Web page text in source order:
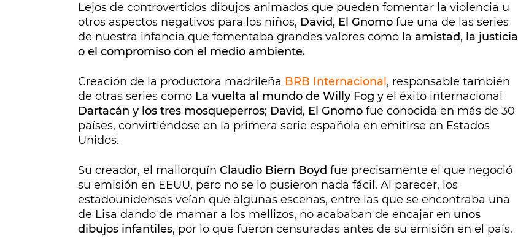
Lejos de controvertidos dibujos animados que pueden fomentar la violencia u
otros aspectos negativos para los niños, David, El Gnomo fue una de las series
de nuestra infancia que fomentaba grandes valores como la amistad, la justicia
o el compromiso con el medio ambiente.
Creación de la productora madrileña BRB Internacional , responsable también
de otras series como La vuelta al mundo de Willy Fog y el éxito internacional
Dartacán y los tres mosqueperros; David, El Gnomo fue conocida en más de 30
países, convirtiéndose en la primera serie española en emitirse en Estados
Unidos.
Su creador, el mallorquín Claudio Biern Boyd fue precisamente el que negoció
su emisión en EEUU, pero no se lo pusieron nada fácil. Al parecer, los
estadounidenses veían que algunas escenas, entre las que se encontraba una
de Lisa dando de mamar a los mellizos, no acababan de encajar en unos
dibujos infantiles, por lo que fueron censuradas antes de su emisión en el país.